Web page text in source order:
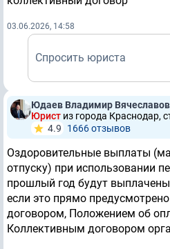
03.06.2026, 14:58
Спросить юриста
Юдаев Владимир
Юрист из города Краснодар,
4.9
1666 отзывов
Оздоровительные выплаты
отпуску) при использовании
прошлый год будут
если это прямо
договором, Положением об
Коллективным договором